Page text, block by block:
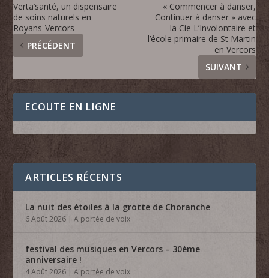
Verta’santé, un dispensaire
de soins naturels en
Royans-Vercors
PRÉCÉDENT
« Commencer à danser,
Continuer à danser » avec
la Cie L’Involontaire et
l’école primaire de St Martin
en Vercors
SUIVANT
ECOUTE EN LIGNE
ARTICLES RÉCENTS
La nuit des étoiles à la grotte de Choranche
6 Août 2026 |A portée de voix
festival des musiques en Vercors – 30ème
anniversaire !
4 Août 2026 |A portée de voix